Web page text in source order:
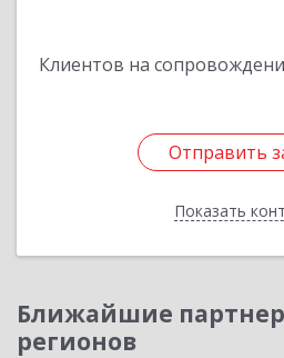
Клиентов на
Отправить
Показать
Отправить
Назад
Ближайшие
регионов